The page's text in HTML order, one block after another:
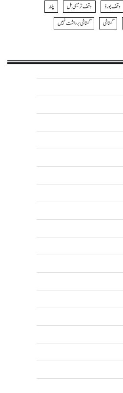
وقف بورڈ وقف ترمیمی بل
پٹنہ
گستاخی گستاخی برداشت نہیں